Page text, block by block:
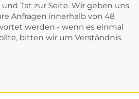
Tat zur Seite. Wir geben uns
Anfragen innerhalb von 48
werden - wenn es einmal
bitten wir um Verständnis.